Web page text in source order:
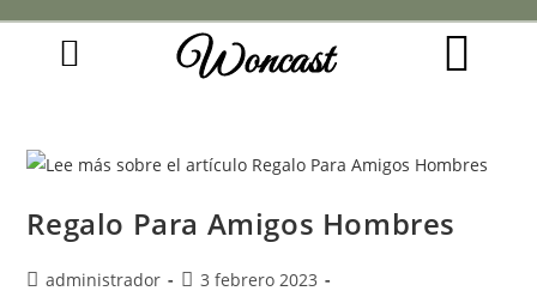
Woncast
Regalo Para Amigos Hombres
administrador
3 febrero 2023